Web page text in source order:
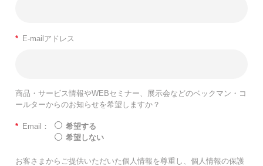
* E-mailアドレス
商品・サービス情報やWEBセミナー、展示会などのベックマン・コ
ールターからのお知らせを希望しますか？
* Email：
希望する
希望しない
お客さまからご提供いただいた個人情報を尊重し、個人情報の保護